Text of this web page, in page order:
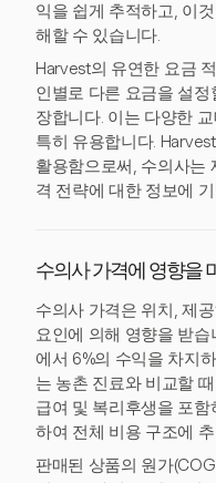
익을 쉽게 추적하고, 이
해할 수 있습니다.
Harvest의 유연한 요금
인별로 다른 요금을 설
장합니다. 이는 다양한
특히 유용합니다.
활용함으로써, 수의사는
격 전략에 대한 정보에
수의사 가격에 영향을
수의사 가격은 위치, 제
요인에 의해 영향을 받
에서 6%의 수익을 차지
는 농촌 진료와 비교할
급여 및 복리후생을 포
하여 전체 비용 구조에
판매된 상품의 원가